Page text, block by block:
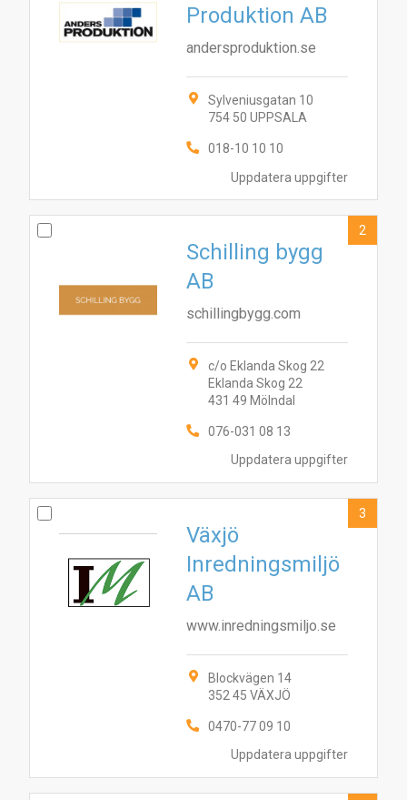
Uppdatera uppgifter
Produktion AB
andersproduktion.se
Sylveniusgatan 10
754 50 UPPSALA
018-10 10 10
Uppdatera uppgifter
Schilling bygg
AB
schillingbygg.com
c/o Eklanda Skog 22
Eklanda Skog 22
431 49 Mölndal
076-031 08 13
2
Uppdatera uppgifter
Växjö
Inredningsmiljö
AB
www.inredningsmiljo.se
Blockvägen 14
352 45 VÄXJÖ
0470-77 09 10
3